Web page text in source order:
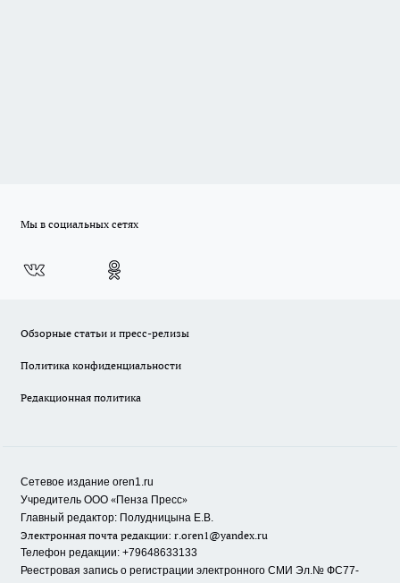
Мы в социальных сетях
Обзорные статьи и пресс-релизы
Политика конфиденциальности
Редакционная политика
Сетевое издание oren1.ru
Учредитель ООО «Пенза Пресс»
Главный редактор: Полудницына Е.В.
Электронная почта редакции: r.oren1@yandex.ru
Телефон редакции: +79648633133
Реестровая запись о регистрации электронного СМИ Эл.№ ФС77-